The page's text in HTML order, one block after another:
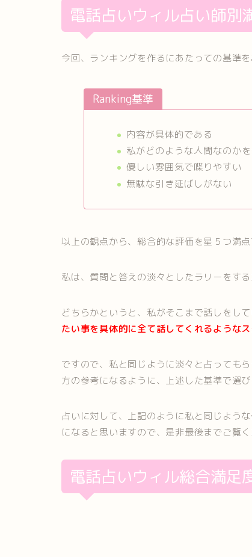
電話占いウィル占い師別
今回、ランキングを作るにあたっての基準を
Ranking基準
内容が具体的である
私がどのような人間なのか
優しい雰囲気で喋りやすい
無駄な引き延ばしがない
以上の観点から、総合的な評価を星５つ満点
私は、質問と答えの淡々としたラリーをす
どちらかというと、私がそこまで話しをし
たい事を具体的に全て話してくれるような
ですので、私と同じように淡々と占っても
方の参考になるように、上述した基準で選び
占いに対して、上記のように私と同じよう
になると思いますので、是非最後までご覧く
電話占いウィル総合満足